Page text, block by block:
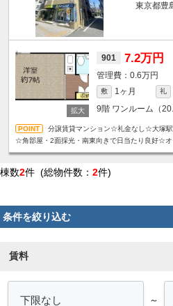
東京都豊
901 7.2万円
0.6万円
敷 1ヶ月 礼
9階 ワンルーム（
分譲賃貸マンション☆礼金なし☆大塚
☆角部屋・2面採光・南東向きで日当たり良好☆オ
棟数2件 (総物件数： 2件)
条件を絞り込む
賃料
～